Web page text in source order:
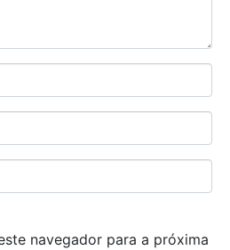
navegador para a próxima